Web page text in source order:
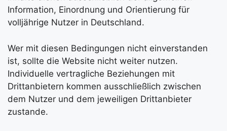
Information, Einordnung und Orientierung für
volljährige Nutzer in Deutschland.
Wer mit diesen Bedingungen nicht einverstanden
ist, sollte die Website nicht weiter nutzen.
Individuelle vertragliche Beziehungen mit
Drittanbietern kommen ausschließlich zwischen
dem Nutzer und dem jeweiligen Drittanbieter
zustande.